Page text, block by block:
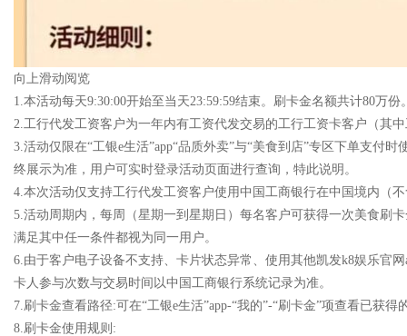
向上滑动阅览
1.本活动每天9:30:00开始至当天23:59:59结束。刷卡金名额共计80万
2.工行代发工资客户为一年内有工资代发交易的工行工资卡客户（其
3.活动仅限在“工银e生活”app“品质外卖”与“美食到店”专区下单支付
终展示为准，用户可实时登录活动页面进行查询，特此说明。
4.本次活动仅支持工行代发工资客户使用中国工商银行在中国境内（
5.活动周期内，每周（星期一到星期日）每名客户可获得一次美食刷
满足其中任一条件都视为同一用户。
6.由于客户电子设备不支持、卡片状态异常、使用其他凯发k8娱乐官
卡人参与次数与交易时间以中国工商银行系统记录为准。
7.刷卡金查看路径:可在“工银e生活”app-“我的”-“刷卡金”项查看已获
8.刷卡金使用规则: